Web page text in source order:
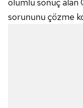
olumlu sonuç alan
sorununu çözme